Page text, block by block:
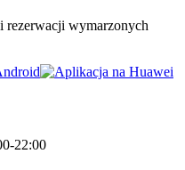
rezerwacji wymarzonych
22:00